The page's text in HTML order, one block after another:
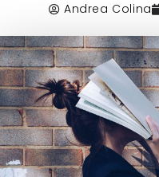
Andrea Colina